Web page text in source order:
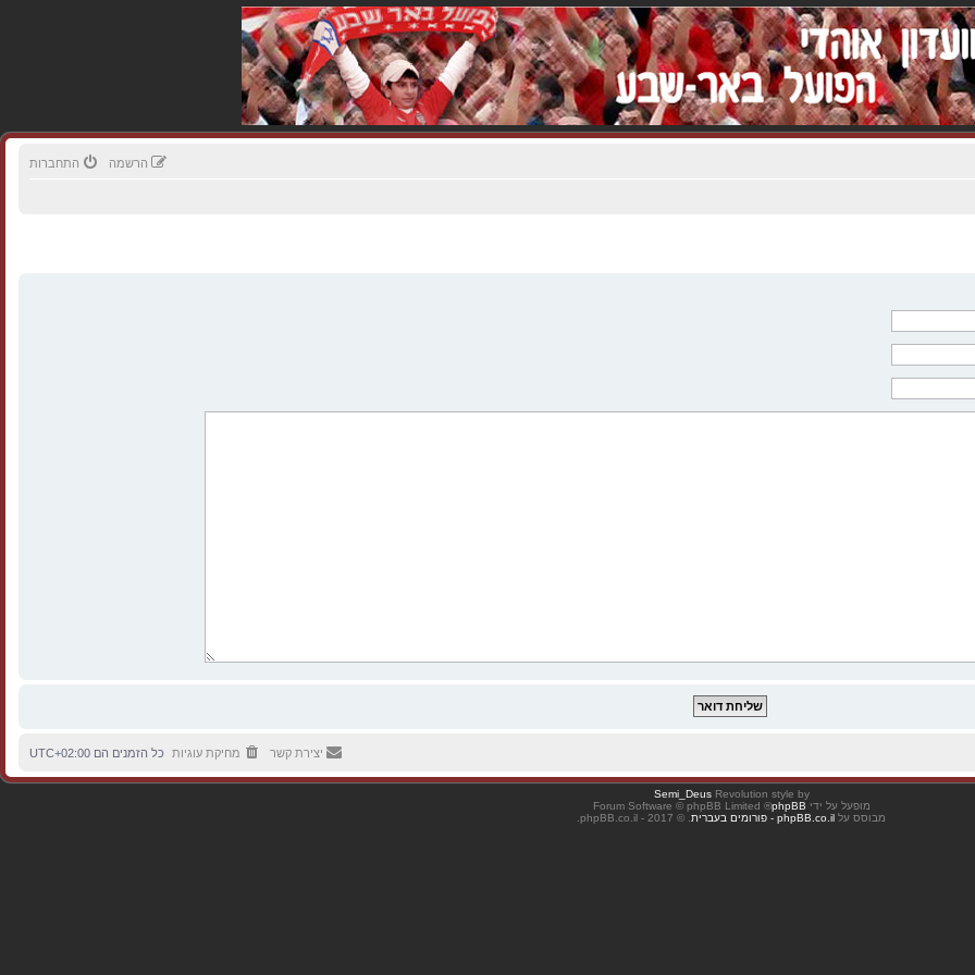
התחברות הרשמה
כל הזמנים הם UTC+02:00 מחיקת עוגיות יצירת קשר
Revolution style by
Semi_Deus
מופעל על ידי phpBB
® Forum Software © phpBB Limited
מבוסס על phpBB.co.il - פורומים בעברית . © 2017 - phpBB.co.il.